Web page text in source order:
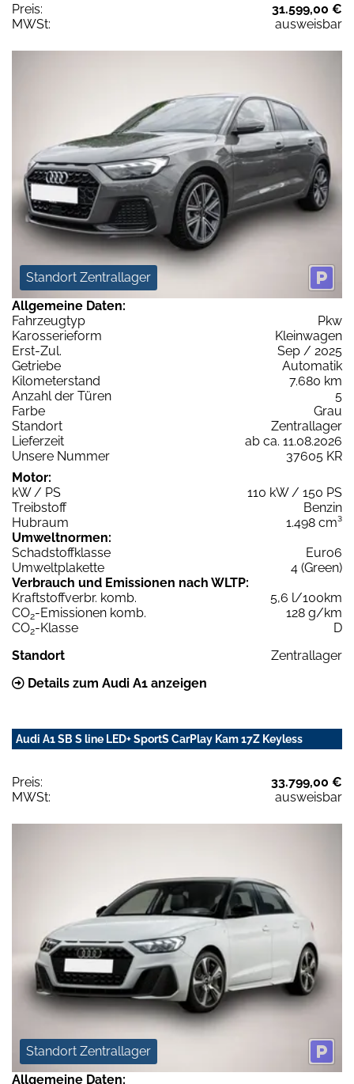
Preis:
31.599,00 €
MWSt:
ausweisbar
Standort Zentrallager
Allgemeine Daten:
Fahrzeugtyp
Pkw
Karosserieform
Kleinwagen
Erst-Zul.
Sep / 2025
Getriebe
Automatik
Kilometerstand
7.680 km
Anzahl der Türen
5
Farbe
Grau
Standort
Zentrallager
Lieferzeit
ab ca. 11.08.2026
Unsere Nummer
37605 KR
Motor:
kW / PS
110 kW / 150 PS
Treibstoff
Benzin
Hubraum
1.498 cm³
Umweltnormen:
Schadstoffklasse
Euro6
Umweltplakette
4 (Green)
Verbrauch und Emissionen nach WLTP:
Kraftstoffverbr. komb.
5,6 l/100km
CO2-Emissionen komb.
128 g/km
CO2-Klasse
D
Standort
Zentrallager
Details zum Audi A1 anzeigen
Audi A1 SB S line LED+ SportS CarPlay Kam 17Z Keyless
Preis:
33.799,00 €
MWSt:
ausweisbar
Standort Zentrallager
Allgemeine Daten: